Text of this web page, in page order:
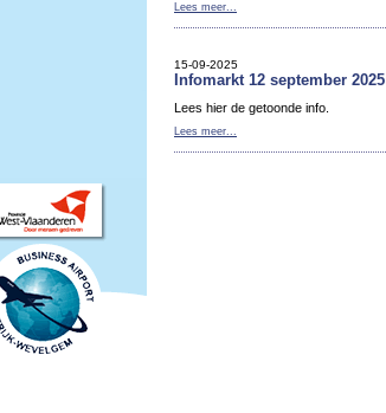
Lees meer...
15-09-2025
Infomarkt 12 september 2025
Lees hier de getoonde info.
Lees meer...